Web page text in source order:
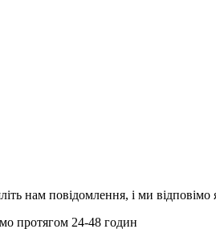
нам повідомлення, і ми
протягом 24-48 годин